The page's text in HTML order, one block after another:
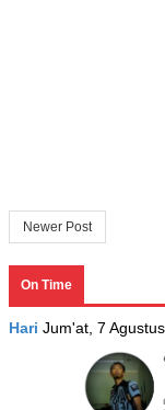
Newer Post
On Time
Hari Jum'at, 7